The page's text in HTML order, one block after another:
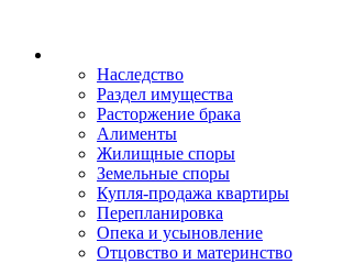
Наследство
Раздел имущества
Расторжение брака
Алименты
Жилищные споры
Земельные споры
Купля-продажа квартиры
Перепланировка
Опека и усыновление
Отцовство и материнство